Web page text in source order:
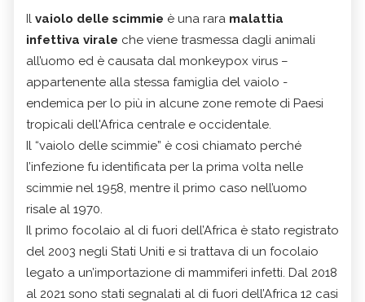
Il vaiolo delle scimmie è una rara malattia
infettiva virale che viene trasmessa dagli animali
all’uomo ed è causata dal monkeypox virus –
appartenente alla stessa famiglia del vaiolo -
endemica per lo più in alcune zone remote di Paesi
tropicali dell'Africa centrale e occidentale.
Il “vaiolo delle scimmie” è così chiamato perché
l’infezione fu identificata per la prima volta nelle
scimmie nel 1958, mentre il primo caso nell’uomo
risale al 1970.
Il primo focolaio al di fuori dell’Africa è stato registrato
del 2003 negli Stati Uniti e si trattava di un focolaio
legato a un’importazione di mammiferi infetti. Dal 2018
al 2021 sono stati segnalati al di fuori dell’Africa 12 casi